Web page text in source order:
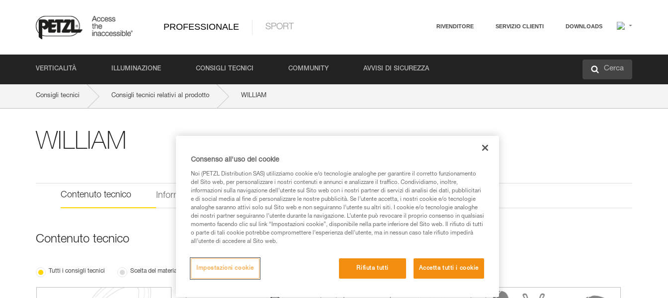
PROFESSIONALE SPORT RIVENDITORE SERVIZIO CLIENTI DOWNLOADS
VERTICALITÀ ILLUMINAZIONE CONSIGLI TECNICI COMMUNITY AVVISI DI SICUREZZA Cerca
Consigli tecnici Consigli tecnici relativi al prodotto WILLIAM
WILLIAM
Contenuto tecnico Informazioni tecniche
Contenuto tecnico
Tutti i consigli tecnici Scelta del materiale
Consenso all'uso dei cookie
Noi (PETZL Distribution SAS) utilizziamo cookie e/o tecnologie analoghe per garantire il corretto funzionamento
del Sito web, per personalizzare i nostri contenuti e annunci e analizzare il traffico. Condividiamo, inoltre,
informazioni sulla navigazione dell’utente sul Sito web con i nostri partner di servizi di analisi dei dati, pubblicitari
e di social media al fine di personalizzare le nostre pubblicità. Se l’utente accetta, i nostri cookie e/o tecnologie
analoghe saranno attivi solo sul Sito web e non seguiranno l’utente su altri siti. I cookie e/o tecnologie analoghe
dei nostri partner seguiranno l’utente durante la navigazione. L’utente può revocare il proprio consenso in qualsiasi
momento facendo clic sul link “Impostazioni cookie”, disponibile nella parte inferiore del Sito web. Il rifiuto di tutti
o parte di tali cookie potrebbe compromettere l’esperienza dell’utente, ma in nessun caso tale rifiuto impedirà
all’utente di accedere al Sito web.
Rifiuta tutti Accetta tutti i cookie
Impostazioni cookie